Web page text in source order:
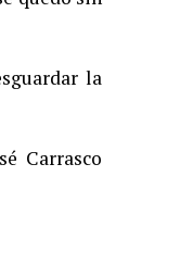
la
Carrasco